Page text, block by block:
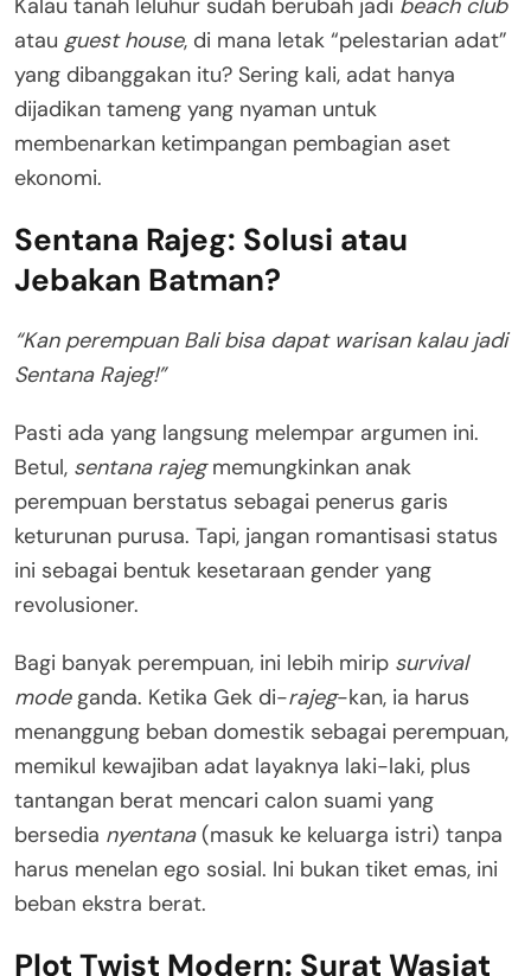
Kalau tanah leluhur sudah berubah jadi beach club
atau guest house, di mana letak “pelestarian adat”
yang dibanggakan itu? Sering kali, adat hanya
dijadikan tameng yang nyaman untuk
membenarkan ketimpangan pembagian aset
ekonomi.
Sentana Rajeg: Solusi atau
Jebakan Batman?
“Kan perempuan Bali bisa dapat warisan kalau jadi
Sentana Rajeg!”
Pasti ada yang langsung melempar argumen ini.
Betul, sentana rajegmemungkinkan anak
perempuan berstatus sebagai penerus garis
keturunan purusa. Tapi, jangan romantisasi status
ini sebagai bentuk kesetaraan gender yang
revolusioner.
Bagi banyak perempuan, ini lebih mirip survival
modeganda. Ketika Gek di-rajeg-kan, ia harus
menanggung beban domestik sebagai perempuan,
memikul kewajiban adat layaknya laki-laki, plus
tantangan berat mencari calon suami yang
bersedia nyentana(masuk ke keluarga istri) tanpa
harus menelan ego sosial. Ini bukan tiket emas, ini
beban ekstra berat.
Plot Twist Modern: Surat Wasiat